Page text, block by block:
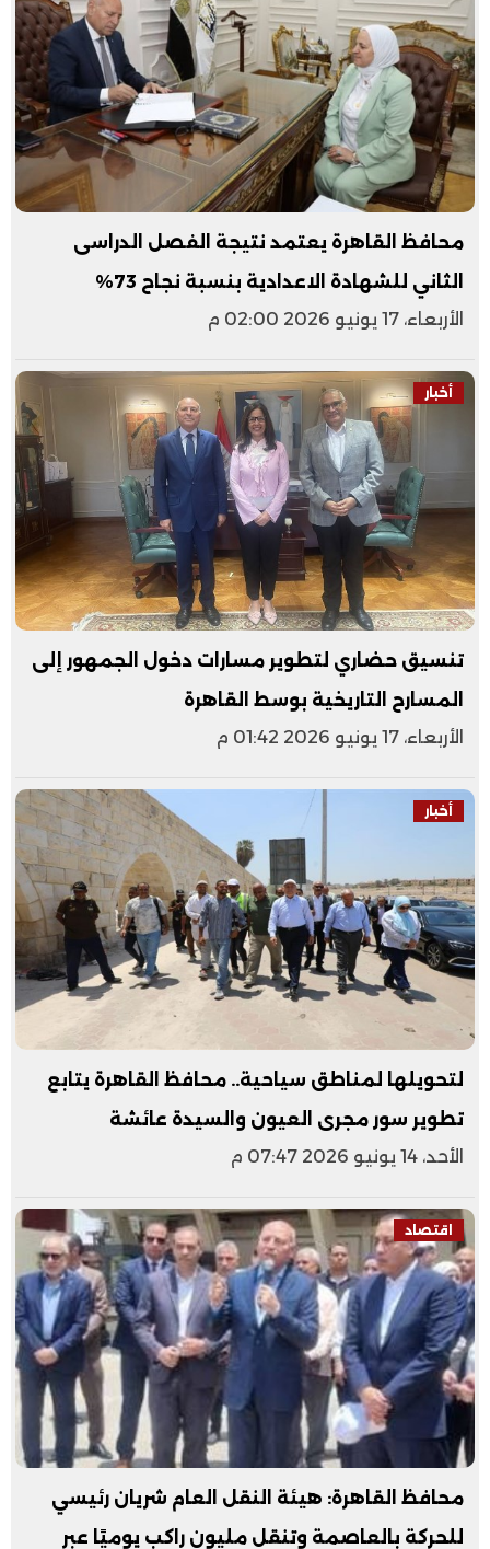
محافظ القاهرة يعتمد نتيجة الفصل الدراسى
الثاني للشهادة الاعدادية بنسبة نجاح 73%
الأربعاء، 17 يونيو 2026 02:00 م
أخبار
تنسيق حضاري لتطوير مسارات دخول الجمهور إلى
المسارح التاريخية بوسط القاهرة
الأربعاء، 17 يونيو 2026 01:42 م
أخبار
لتحويلها لمناطق سياحية.. محافظ القاهرة يتابع
تطوير سور مجرى العيون والسيدة عائشة
الأحد، 14 يونيو 2026 07:47 م
اقتصاد
محافظ القاهرة: هيئة النقل العام شريان رئيسي
للحركة بالعاصمة وتنقل مليون راكب يوميًا عبر